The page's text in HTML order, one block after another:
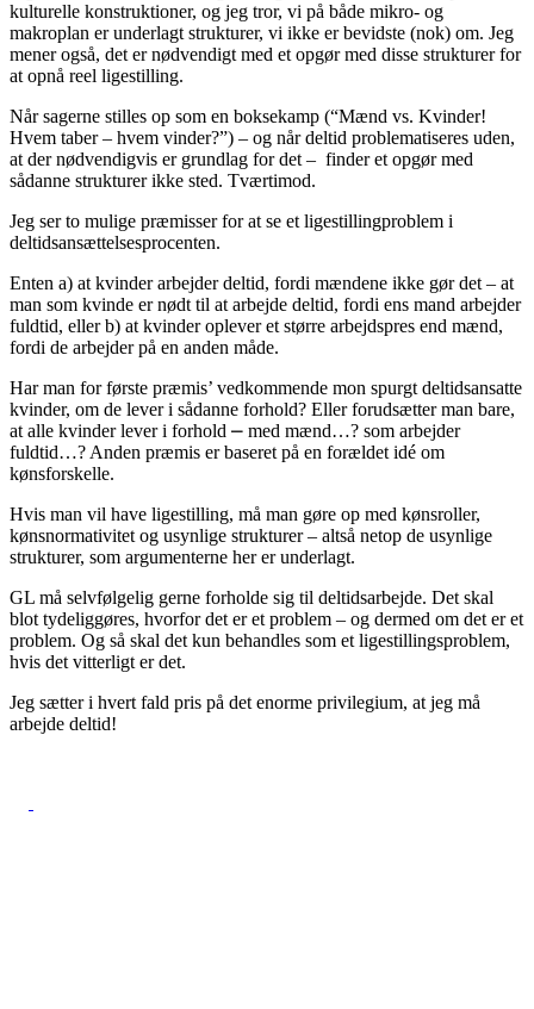
kulturelle konstruktioner, og jeg tror, vi på både mikro- og
makroplan er underlagt strukturer, vi ikke er bevidste (nok) om. Jeg
mener også, det er nødvendigt med et opgør med disse strukturer for
at opnå reel ligestilling.
Når sagerne stilles op som en boksekamp (“Mænd vs. Kvinder!
Hvem taber – hvem vinder?”) – og når deltid problematiseres uden,
at der nødvendigvis er grundlag for det – finder et opgør med
sådanne strukturer ikke sted. Tværtimod.
Jeg ser to mulige præmisser for at se et ligestillingproblem i
deltidsansættelsesprocenten.
Enten a) at kvinder arbejder deltid, fordi mændene ikke gør det – at
man som kvinde er nødt til at arbejde deltid, fordi ens mand arbejder
fuldtid, eller b) at kvinder oplever et større arbejdspres end mænd,
fordi de arbejder på en anden måde.
Har man for første præmis’ vedkommende mon spurgt deltidsansatte
kvinder, om de lever i sådanne forhold? Eller forudsætter man bare,
at alle kvinder lever i forhold ⎼ med mænd…? som arbejder
fuldtid…? Anden præmis er baseret på en forældet idé om
kønsforskelle.
Hvis man vil have ligestilling, må man gøre op med kønsroller,
kønsnormativitet og usynlige strukturer – altså netop de usynlige
strukturer, som argumenterne her er underlagt.
GL må selvfølgelig gerne forholde sig til deltidsarbejde. Det skal
blot tydeliggøres, hvorfor det er et problem – og dermed om det er et
problem. Og så skal det kun behandles som et ligestillingsproblem,
hvis det vitterligt er det.
Jeg sætter i hvert fald pris på det enorme privilegium, at jeg må
arbejde deltid!